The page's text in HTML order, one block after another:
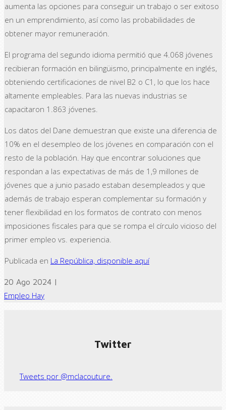
aumenta las opciones para conseguir un trabajo o ser exitoso
en un emprendimiento, así como las probabilidades de
obtener mayor remuneración.
El programa del segundo idioma permitió que 4.068 jóvenes
recibieran formación en bilingüismo, principalmente en inglés,
obteniendo certificaciones de nivel B2 o C1, lo que los hace
altamente empleables. Para las nuevas industrias se
capacitaron 1.863 jóvenes.
Los datos del Dane demuestran que existe una diferencia de
10% en el desempleo de los jóvenes en comparación con el
resto de la población. Hay que encontrar soluciones que
respondan a las expectativas de más de 1,9 millones de
jóvenes que a junio pasado estaban desempleados y que
además de trabajo esperan complementar su formación y
tener flexibilidad en los formatos de contrato con menos
imposiciones fiscales para que se rompa el círculo vicioso del
primer empleo vs. experiencia.
Publicada en La República, disponible aquí
20 Ago 2024 |
Empleo Hay
Twitter
Tweets por @mclacouture.